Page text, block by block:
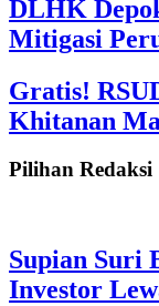
DLHK
Mitigasi
Gratis!
Khitanan
Pilihan Redaksi
Supian Suri
Investor